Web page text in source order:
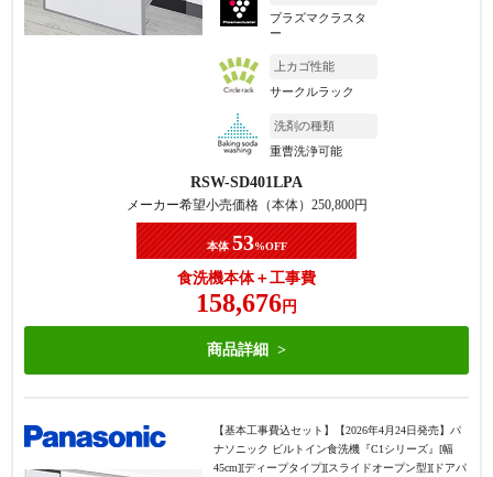
プラズマクラスタ
ー
上カゴ性能
サークルラック
洗剤の種類
重曹洗浄可能
RSW-SD401LPA
メーカー希望小売価格（本体） 250,800円
本体 53%OFF
食洗機本体＋工事費
158,676 円
商品詳細
【基本工事費込セット】
【2026年4月24日発売】パ
ナソニック ビルトイン食洗機『C1シリーズ』[幅
45cm][ディープタイプ][スライドオープン型][ドアパ